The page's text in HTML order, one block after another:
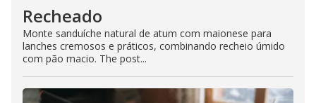
Recheado
Monte sanduíche natural de atum com maionese para
lanches cremosos e práticos, combinando recheio úmido
com pão macio. The post...